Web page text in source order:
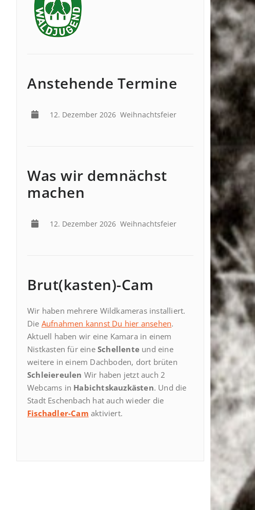
Anstehende Termine
12. Dezember 2026 Weihnachtsfeier
Was wir demnächst
machen
12. Dezember 2026 Weihnachtsfeier
Brut(kasten)-Cam
Wir haben mehrere Wildkameras installiert.
Die Aufnahmen kannst Du hier ansehen.
Aktuell haben wir eine Kamara in einem
Nistkasten für eine Schellente und eine
weitere in einem Dachboden, dort brüten
Schleiereulen Wir haben jetzt auch 2
Webcams in Habichtskauzkästen. Und die
Stadt Eschenbach hat auch wieder die
Fischadler-Cam aktiviert.